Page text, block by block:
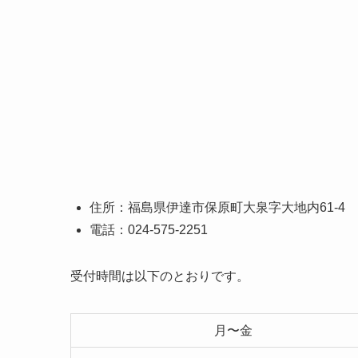
住所：福島県伊達市保原町大泉字大地内61-4
電話：024-575-2251
受付時間は以下のとおりです。
月〜金